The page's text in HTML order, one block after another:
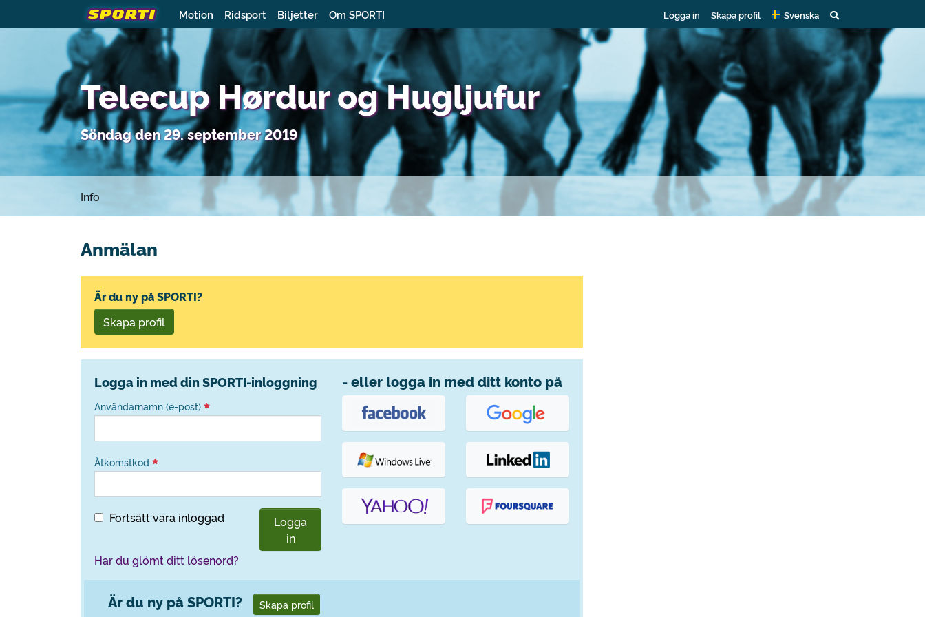
Motion Ridsport Biljetter Om SPORTI Logga in Skapa profil Svenska
Telecup Hørdur og Hugljufur
Söndag den 29. september 2019
Info
Anmälan
Är du ny på SPORTI?
Skapa profil
Logga in med din SPORTI-inloggning
Användarnamn (e-post)
Åtkomstkod
Fortsätt vara inloggad
Logga
in
Har du glömt ditt lösenord?
- eller logga in med ditt konto på
Är du ny på SPORTI? Skapa profil